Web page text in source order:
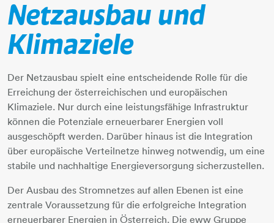
Netzausbau und
Klimaziele
Der Netzausbau spielt eine entscheidende Rolle für die
Erreichung der österreichischen und europäischen
Klimaziele. Nur durch eine leistungsfähige Infrastruktur
können die Potenziale erneuerbarer Energien voll
ausgeschöpft werden. Darüber hinaus ist die Integration
über europäische Verteilnetze hinweg notwendig, um eine
stabile und nachhaltige Energieversorgung sicherzustellen.
Der Ausbau des Stromnetzes auf allen Ebenen ist eine
zentrale Voraussetzung für die erfolgreiche Integration
erneuerbarer Energien in Österreich. Die eww Gruppe